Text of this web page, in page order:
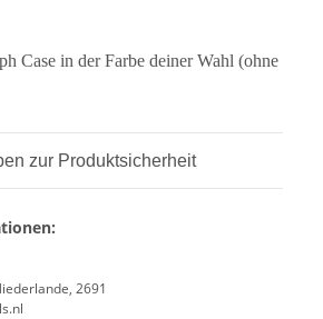
Case in der Farbe deiner Wahl (ohne
zur Produktsicherheit
2691